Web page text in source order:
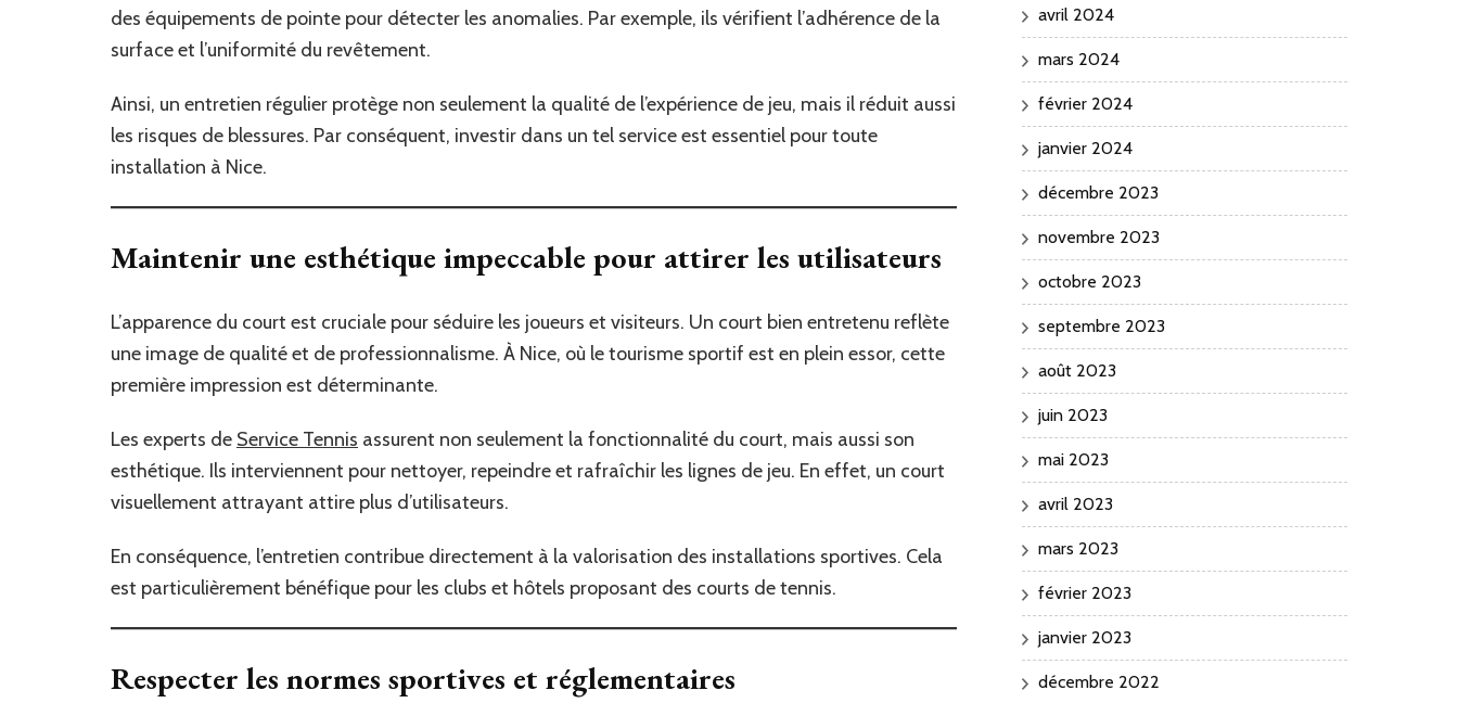
des équipements de pointe pour détecter les anomalies. Par exemple, ils vérifient l’adhérence de la
surface et l’uniformité du revêtement.
Ainsi, un entretien régulier protège non seulement la qualité de l’expérience de jeu, mais il réduit aussi
les risques de blessures. Par conséquent, investir dans un tel service est essentiel pour toute
installation à Nice.
Maintenir une esthétique impeccable pour attirer les utilisateurs
L’apparence du court est cruciale pour séduire les joueurs et visiteurs. Un court bien entretenu reflète
une image de qualité et de professionnalisme. À Nice, où le tourisme sportif est en plein essor, cette
première impression est déterminante.
Les experts de Service Tennis assurent non seulement la fonctionnalité du court, mais aussi son
esthétique. Ils interviennent pour nettoyer, repeindre et rafraîchir les lignes de jeu. En effet, un court
visuellement attrayant attire plus d’utilisateurs.
En conséquence, l’entretien contribue directement à la valorisation des installations sportives. Cela
est particulièrement bénéfique pour les clubs et hôtels proposant des courts de tennis.
Respecter les normes sportives et réglementaires
avril 2024
mars 2024
février 2024
janvier 2024
décembre 2023
novembre 2023
octobre 2023
septembre 2023
août 2023
juin 2023
mai 2023
avril 2023
mars 2023
février 2023
janvier 2023
décembre 2022